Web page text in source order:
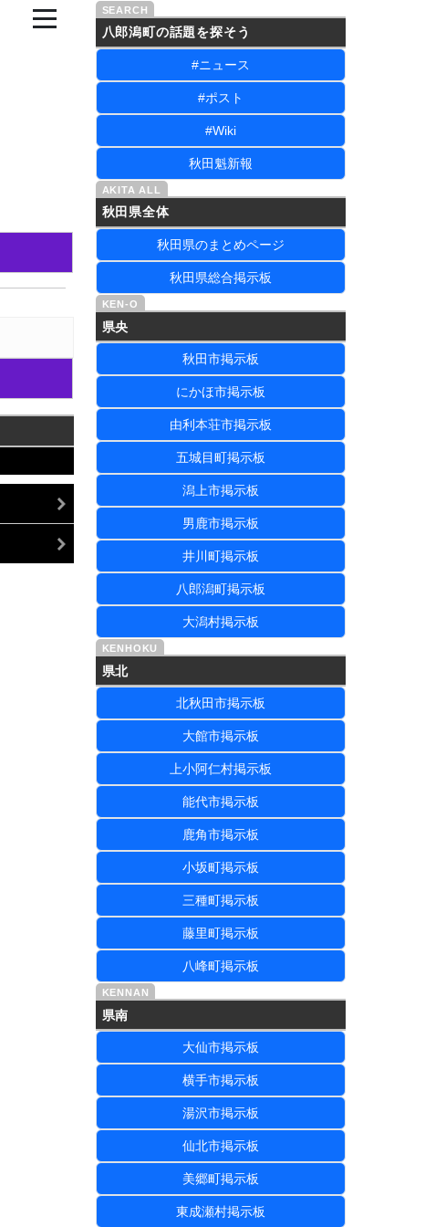
八郎潟町の話題を探そう
#ニュース
#ポスト
#Wiki
秋田魁新報
秋田県全体
秋田県のまとめページ
秋田県総合掲示板
県央
秋田市掲示板
にかほ市掲示板
由利本荘市掲示板
五城目町掲示板
潟上市掲示板
男鹿市掲示板
井川町掲示板
八郎潟町掲示板
大潟村掲示板
県北
北秋田市掲示板
大館市掲示板
上小阿仁村掲示板
能代市掲示板
鹿角市掲示板
小坂町掲示板
三種町掲示板
藤里町掲示板
八峰町掲示板
県南
大仙市掲示板
横手市掲示板
湯沢市掲示板
仙北市掲示板
美郷町掲示板
東成瀬村掲示板